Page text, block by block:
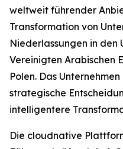
weltweit führender
Transformation von
Niederlassungen in den
Vereinigten Arabischen
Polen. Das
strategische
intelligentere
Die cloudnative